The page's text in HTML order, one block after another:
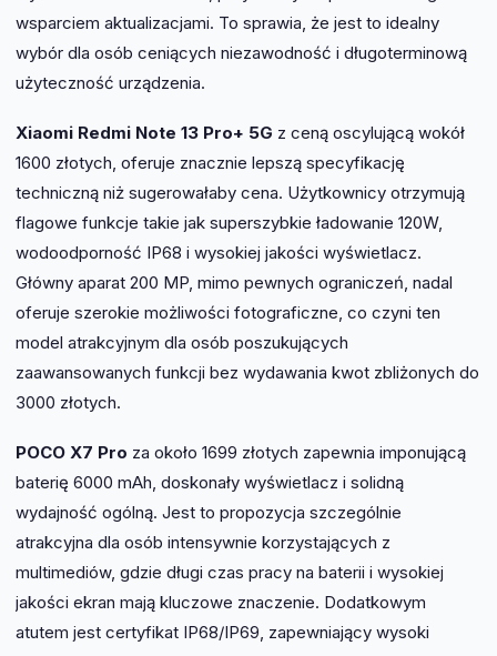
wsparciem aktualizacjami. To sprawia, że jest to idealny
wybór dla osób ceniących niezawodność i długoterminową
użyteczność urządzenia.
Xiaomi Redmi Note 13 Pro+ 5G z ceną oscylującą wokół
1600 złotych, oferuje znacznie lepszą specyfikację
techniczną niż sugerowałaby cena. Użytkownicy otrzymują
flagowe funkcje takie jak superszybkie ładowanie 120W,
wodoodporność IP68 i wysokiej jakości wyświetlacz.
Główny aparat 200 MP, mimo pewnych ograniczeń, nadal
oferuje szerokie możliwości fotograficzne, co czyni ten
model atrakcyjnym dla osób poszukujących
zaawansowanych funkcji bez wydawania kwot zbliżonych do
3000 złotych.
POCO X7 Pro za około 1699 złotych zapewnia imponującą
baterię 6000 mAh, doskonały wyświetlacz i solidną
wydajność ogólną. Jest to propozycja szczególnie
atrakcyjna dla osób intensywnie korzystających z
multimediów, gdzie długi czas pracy na baterii i wysokiej
jakości ekran mają kluczowe znaczenie. Dodatkowym
atutem jest certyfikat IP68/IP69, zapewniający wysoki